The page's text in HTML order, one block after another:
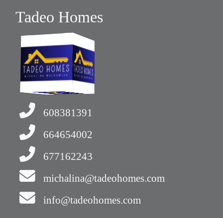
Tadeo Homes
608381391
664654002
677162243
michalina@tadeohomes.com
info@tadeohomes.com